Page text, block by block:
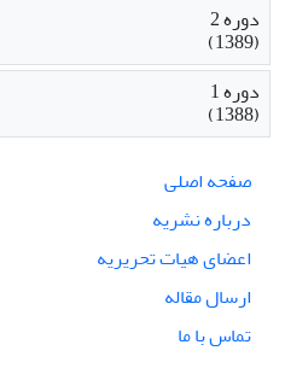
دوره 2
(1389)
دوره 1
(1388)
صفحه اصلی
درباره نشریه
اعضای هیات تحریریه
ارسال مقاله
تماس با ما